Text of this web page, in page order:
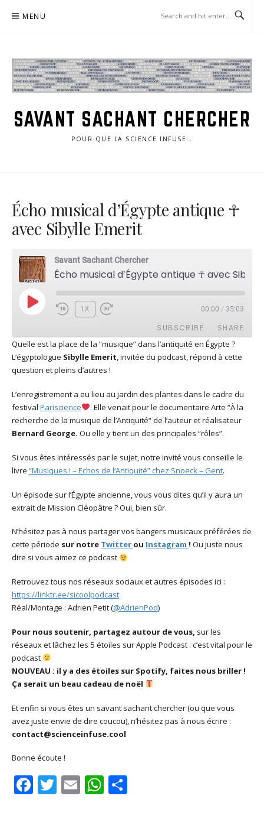
MENU
SAVANT SACHANT CHERCHER
POUR QUE LA SCIENCE INFUSE…
Écho musical d’Égypte antique ☥
avec Sibylle Emerit
Savant Sachant Chercher
PLAY
EPISODE
1X 00:00 / 35:03
SUBSCRIBE SHARE
Apple Podcasts Deezer
Podcast Addict RSS
Spotify
RSS FEED
SHARE
EMBED
Quelle est la place de la “musique” dans l’antiquité en Égypte ?
L’égyptologue Sibylle Emerit, invitée du podcast, répond à cette
question et pleins d’autres !
L’enregistrement a eu lieu au jardin des plantes dans le cadre du
festival Pariscience
. Elle venait pour le documentaire Arte “À la
recherche de la musique de l’Antiquité“ de l’auteur et réalisateur
Bernard George. Ou elle y tient un des principales “rôles”.
Si vous êtes intéressés par le sujet, notre invité vous conseille le
livre “Musiques ! – Echos de l’Antiquité” chez Snoeck – Gent.
Un épisode sur l’Égypte ancienne, vous vous dites qu’il y aura un
extrait de Mission Cléopâtre ? Oui, bien sûr.
N’hésitez pas à nous partager vos bangers musicaux préférées de
cette période sur notre Twitter ou Instagram ! Ou juste nous
dire si vous aimez ce podcast
Retrouvez tous nos réseaux sociaux et autres épisodes ici :
https://linktr.ee/sicoolpodcast
Réal/Montage : Adrien Petit (@AdrienPod)
Pour nous soutenir, partagez autour de vous, sur les
réseaux et lâchez les 5 étoiles sur Apple Podcast : c’est vital pour le
podcast
NOUVEAU : il y a des étoiles sur Spotify, faites nous briller !
Ça serait un beau cadeau de noël
Et enfin si vous êtes un savant sachant chercher (ou que vous
avez juste envie de dire coucou), n’hésitez pas à nous écrire :
contact@scienceinfuse.cool
Bonne écoute !
Facebook
Twitter
EmailWhatsApp